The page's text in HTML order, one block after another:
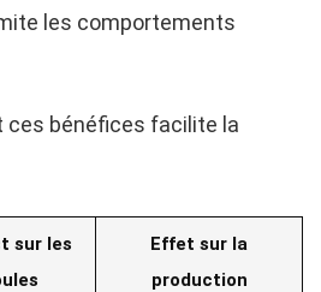
les comportements
ces bénéfices facilite la
sur les
Effet sur la
production